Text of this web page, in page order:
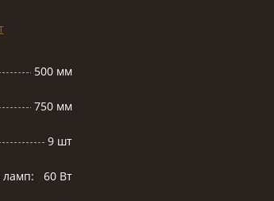
500 мм
750 мм
9 шт
60 Вт